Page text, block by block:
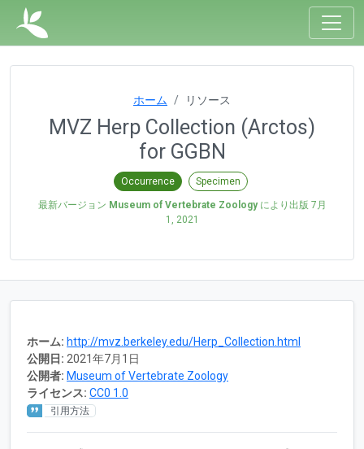
ホーム リソース
MVZ Herp Collection (Arctos)
for GGBN
Occurrence Specimen
最新バージョン Museum of Vertebrate Zoologyにより出版 7月
1, 2021
ホーム: http://mvz.berkeley.edu/Herp_Collection.html
公開日: 2021年7月1日
公開者: Museum of Vertebrate Zoology
ライセンス: CC0 1.0
引用方法